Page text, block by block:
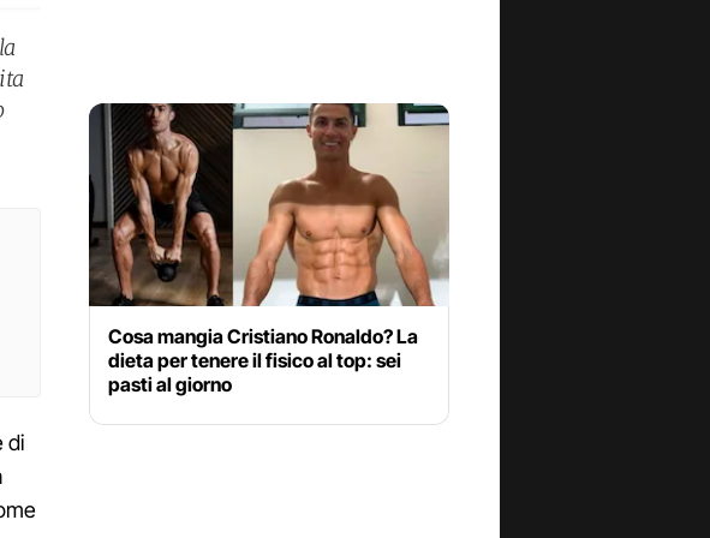
di
Cosa mangia Cristiano Ronaldo? La
dieta per tenere il fisico al top: sei
pasti al giorno